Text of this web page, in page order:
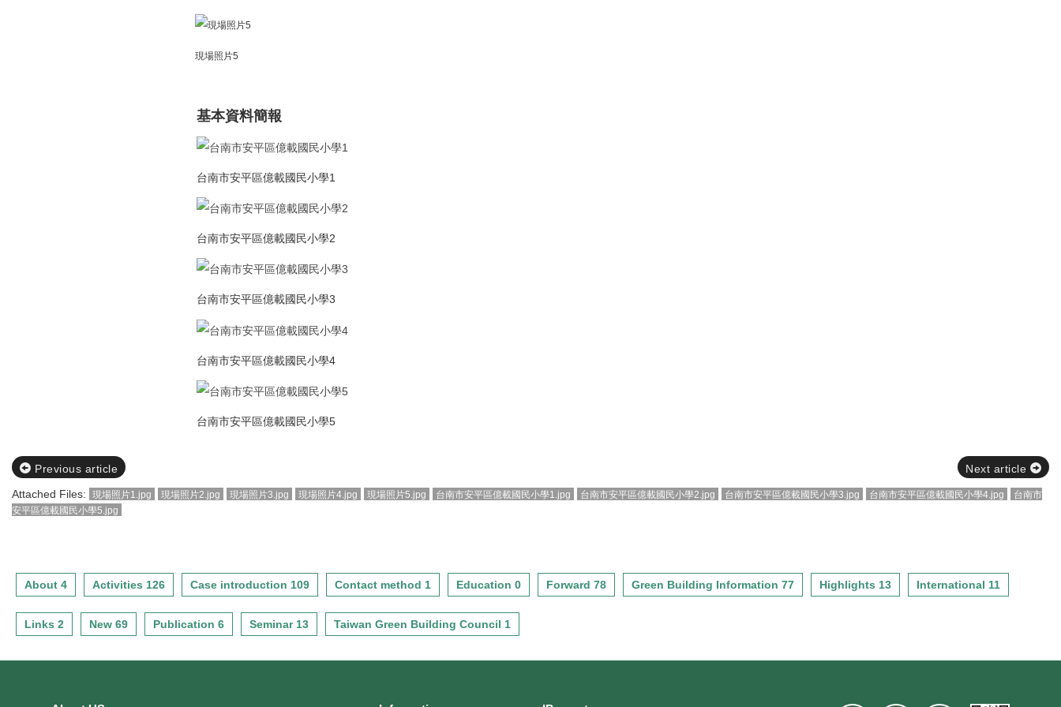
現場照片5
基本資料簡報
台南市安平區億載國民小學1
台南市安平區億載國民小學2
台南市安平區億載國民小學3
台南市安平區億載國民小學4
台南市安平區億載國民小學5
Previous article
Next article
Attached Files:
現場照片1.jpg 現場照片2.jpg 現場照片3.jpg 現場照片4.jpg 現場照片5.jpg 台南市安平區億載國民小學1.jpg 台南市安平區億載國民小學2.jpg 台南市安平區億載國民小學3.jpg 台南市安平區億載國民小學4.jpg
台南市
安平區億載國民小學5.jpg
About 4 Activities 126 Case introduction 109 Contact method 1 Education 0 Forward 78 Green Building Information 77 Highlights 13 International 11
Links 2 New 69 Publication 6 Seminar 13 Taiwan Green Building Council 1